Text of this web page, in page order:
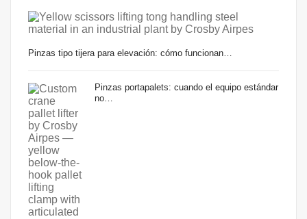
Pinzas tipo tijera para elevación: cómo funcionan…
Pinzas portapalets: cuando el equipo estándar
no…